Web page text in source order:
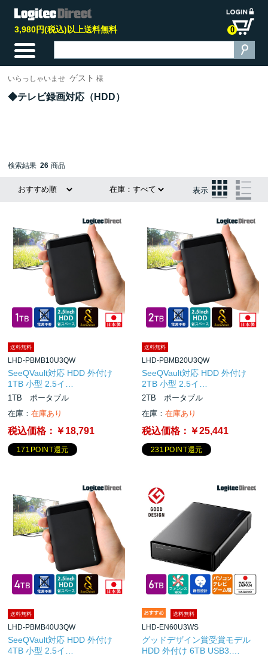
3,980円(税込)以上送料無料 0
いらっしゃいませ ゲスト 様
テレビ録画対応（HDD）
表示
検索結果 26 商品
送料無料
LHD-PBMB10U3QW
SeeQVault対応 HDD 外付け
1TB 小型 2.5イ…
1TB ポータブル
在庫：在庫あり
税込価格： ￥18,791
171POINT還元
送料無料
LHD-PBMB20U3QW
SeeQVault対応 HDD 外付け
2TB 小型 2.5イ…
2TB ポータブル
在庫：在庫あり
税込価格： ￥25,441
231POINT還元
送料無料
LHD-PBMB40U3QW
SeeQVault対応 HDD 外付け
4TB 小型 2.5イ…
送料無料
LHD-EN60U3WS
グッドデザイン賞受賞モデル
HDD 外付け 6TB USB3.…